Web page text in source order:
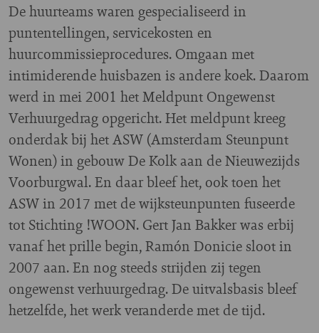
De huurteams waren gespecialiseerd in
puntentellingen, servicekosten en
huurcommissieprocedures. Omgaan met
intimiderende huisbazen is andere koek. Daarom
werd in mei 2001 het Meldpunt Ongewenst
Verhuurgedrag opgericht. Het meldpunt kreeg
onderdak bij het ASW (Amsterdam Steunpunt
Wonen) in gebouw De Kolk aan de Nieuwezijds
Voorburgwal. En daar bleef het, ook toen het
ASW in 2017 met de wijksteunpunten fuseerde
tot Stichting !WOON. Gert Jan Bakker was erbij
vanaf het prille begin, Ramón Donicie sloot in
2007 aan. En nog steeds strijden zij tegen
ongewenst verhuurgedrag. De uitvalsbasis bleef
hetzelfde, het werk veranderde met de tijd.